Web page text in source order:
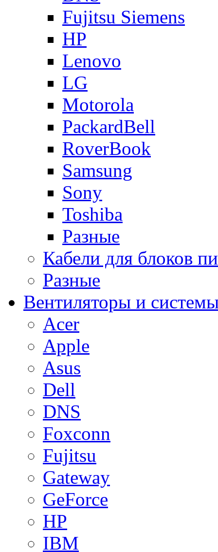
Fujitsu Siemens
HP
Lenovo
LG
Motorola
PackardBell
RoverBook
Samsung
Sony
Toshiba
Разные
Кабели для блоков
Разные
Вентиляторы и
Acer
Apple
Asus
Dell
DNS
Foxconn
Fujitsu
Gateway
GeForce
HP
IBM